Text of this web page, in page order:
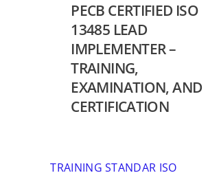
PECB CERTIFIED ISO
13485 LEAD
IMPLEMENTER –
TRAINING,
EXAMINATION, AND
CERTIFICATION
TRAINING STANDAR ISO